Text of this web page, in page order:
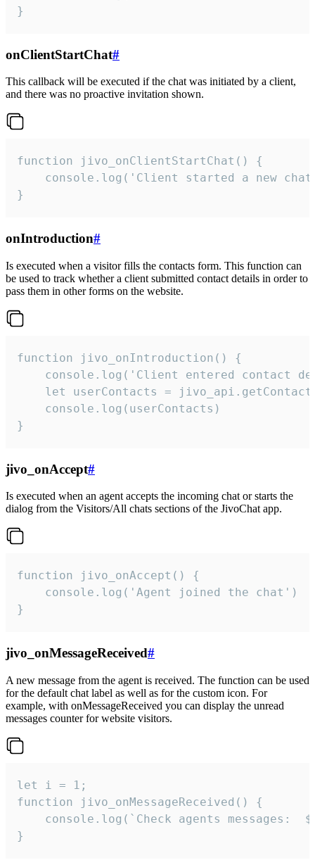
}
onClientStartChat#
This callback will be executed if the chat was initiated by a client,
and there was no proactive invitation shown.
function jivo_onClientStartChat() {
console.log('Client started a new
}
onIntroduction#
Is executed when a visitor fills the contacts form. This function can
be used to track whether a client submitted contact details in order to
pass them in other forms on the website.
function jivo_onIntroduction() {
console.log('Client entered contact
let userContacts =
    console.log(userContacts)
}
jivo_onAccept#
Is executed when an agent accepts the incoming chat or starts the
dialog from the Visitors/All chats sections of the JivoChat app.
function jivo_onAccept() {
}
jivo_onMessageReceived#
A new message from the agent is received. The function can be used
for the default chat label as well as for the custom icon. For
example, with onMessageReceived you can display the unread
messages counter for website visitors.
let i = 1;
function jivo_onMessageReceived() {
}